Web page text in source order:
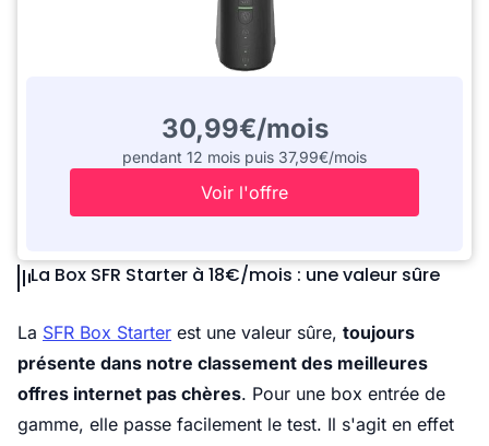
30,99€/mois
pendant 12 mois puis 37,99€/mois
Voir l'offre
La Box SFR Starter à 18€/mois : une valeur sûre
La SFR Box Starter est une valeur sûre, toujours
présente dans notre classement des meilleures
offres internet pas chères. Pour une box entrée de
gamme, elle passe facilement le test. Il s'agit en effet